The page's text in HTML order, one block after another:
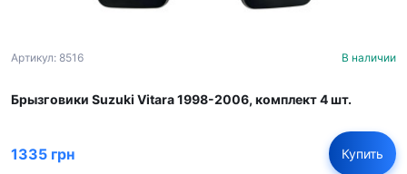
Артикул: 8516 В наличии
Брызговики Suzuki Vitara 1998-2006, комплект 4 шт.
1335 грн Купить